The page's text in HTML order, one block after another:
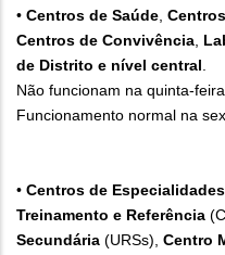
• Centros de Saúde,
Centros de Convivência,
de Distrito e nível central.
Não funcionam na quinta-
Funcionamento normal na
• Centros de
Treinamento e Referência
Secundária (URSs), Centro